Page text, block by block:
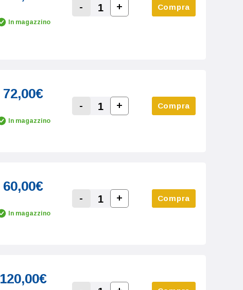
In magazzino Decrease Quantity:
-
Increase Quantity:
+ Compra
72,00€
In magazzino Decrease Quantity:
-
Increase Quantity:
+ Compra
60,00€
In magazzino Decrease Quantity:
-
Increase Quantity:
+ Compra
120,00€